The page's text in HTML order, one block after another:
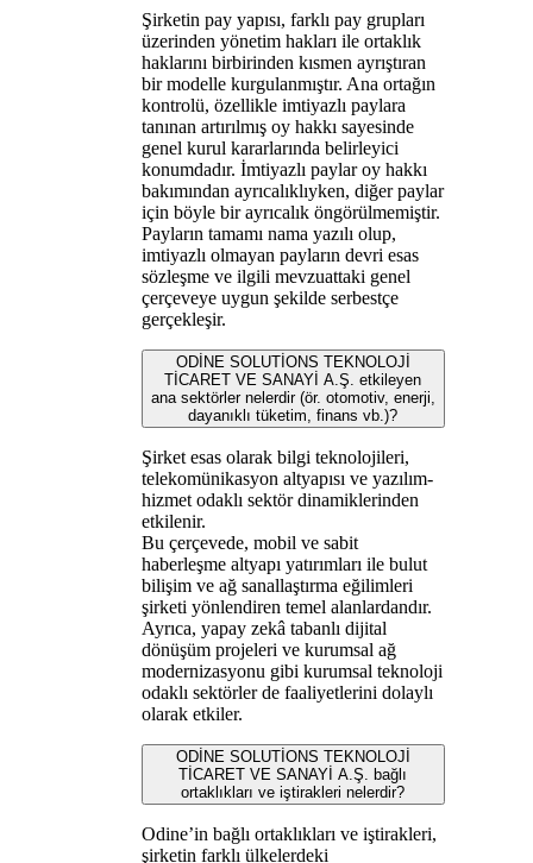
Şirketin pay yapısı, farklı pay grupları
üzerinden yönetim hakları ile ortaklık
haklarını birbirinden kısmen ayrıştıran
bir modelle kurgulanmıştır. Ana ortağın
kontrolü, özellikle imtiyazlı paylara
tanınan artırılmış oy hakkı sayesinde
genel kurul kararlarında belirleyici
konumdadır. İmtiyazlı paylar oy hakkı
bakımından ayrıcalıklıyken, diğer paylar
için böyle bir ayrıcalık öngörülmemiştir.
Payların tamamı nama yazılı olup,
imtiyazlı olmayan payların devri esas
sözleşme ve ilgili mevzuattaki genel
çerçeveye uygun şekilde serbestçe
gerçekleşir.
ODİNE SOLUTİONS TEKNOLOJİ
TİCARET VE SANAYİ A.Ş. etkileyen
ana sektörler nelerdir (ör. otomotiv, enerji,
dayanıklı tüketim, finans vb.)?
Şirket esas olarak bilgi teknolojileri,
telekomünikasyon altyapısı ve yazılım-
hizmet odaklı sektör dinamiklerinden
etkilenir.
Bu çerçevede, mobil ve sabit
haberleşme altyapı yatırımları ile bulut
bilişim ve ağ sanallaştırma eğilimleri
şirketi yönlendiren temel alanlardandır.
Ayrıca, yapay zekâ tabanlı dijital
dönüşüm projeleri ve kurumsal ağ
modernizasyonu gibi kurumsal teknoloji
odaklı sektörler de faaliyetlerini dolaylı
olarak etkiler.
ODİNE SOLUTİONS TEKNOLOJİ
TİCARET VE SANAYİ A.Ş. bağlı
ortaklıkları ve iştirakleri nelerdir?
Odine’in bağlı ortaklıkları ve iştirakleri,
şirketin farklı ülkelerdeki